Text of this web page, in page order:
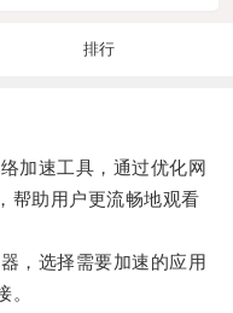
排行
速工具，通过优化网
帮助用户更流畅地观看
选择需要加速的应用
。